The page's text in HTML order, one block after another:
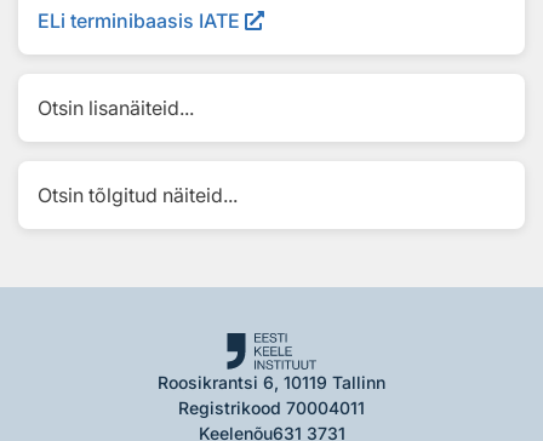
ELi terminibaasis IATE
Otsin lisanäiteid...
Otsin tõlgitud näiteid...
Roosikrantsi 6, 10119 Tallinn
Registrikood 70004011
Keelenõu631 3731